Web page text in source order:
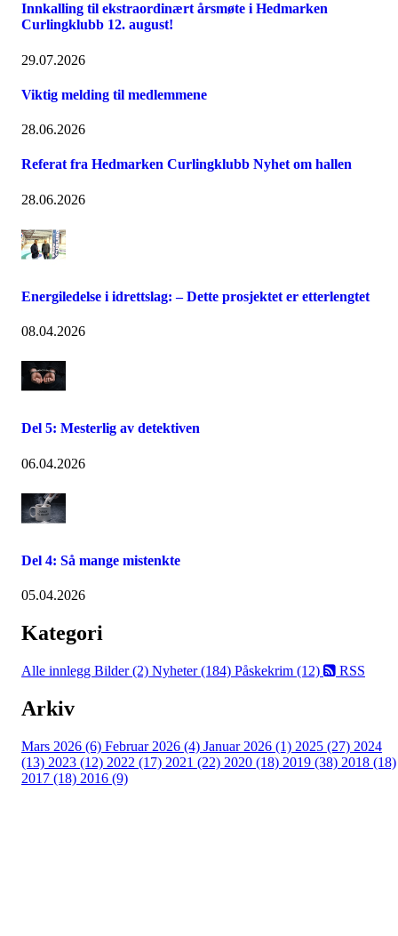
Innkalling til ekstraordinært årsmøte i Hedmarken
Curlingklubb 12. august!
29.07.2026
Viktig melding til medlemmene
28.06.2026
Referat fra Hedmarken Curlingklubb Nyhet om hallen
28.06.2026
Energiledelse i idrettslag: – Dette prosjektet er etterlengtet
08.04.2026
Del 5: Mesterlig av detektiven
06.04.2026
Del 4: Så mange mistenkte
05.04.2026
Kategori
Alle innlegg Bilder (2) Nyheter (184) Påskekrim (12) RSS
Arkiv
Mars 2026 (6) Februar 2026 (4) Januar 2026 (1) 2025 (27) 2024
(13) 2023 (12) 2022 (17) 2021 (22) 2020 (18) 2019 (38) 2018 (18)
2017 (18) 2016 (9)